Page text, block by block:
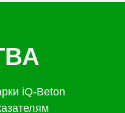
iQ-Beton